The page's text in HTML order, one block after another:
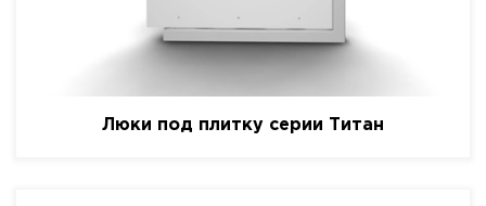
Люки под плитку серии Титан